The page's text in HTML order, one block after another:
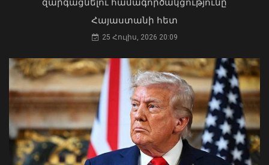
Դուք 5 տարի ինձնից փախած եք ման
Հայաստանի հետ
25 Հուլիս, 2026 20:09